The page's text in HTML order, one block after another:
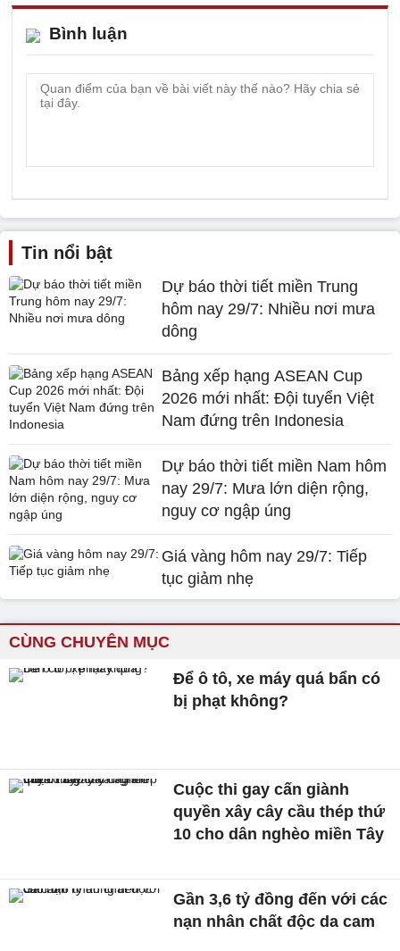
Bình luận
Tin nổi bật
Dự báo thời tiết miền Trung
hôm nay 29/7: Nhiều nơi mưa
dông
Bảng xếp hạng ASEAN Cup
2026 mới nhất: Đội tuyển Việt
Nam đứng trên Indonesia
Dự báo thời tiết miền Nam hôm
nay 29/7: Mưa lớn diện rộng,
nguy cơ ngập úng
Giá vàng hôm nay 29/7: Tiếp
tục giảm nhẹ
CÙNG CHUYÊN MỤC
Để ô tô, xe máy quá bẩn có
bị phạt không?
Cuộc thi gay cấn giành
quyền xây cây cầu thép thứ
10 cho dân nghèo miền Tây
Gần 3,6 tỷ đồng đến với các
nạn nhân chất độc da cam